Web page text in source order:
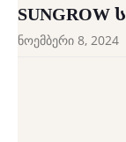
SUNGROW
ნოემბერი 8, 2024